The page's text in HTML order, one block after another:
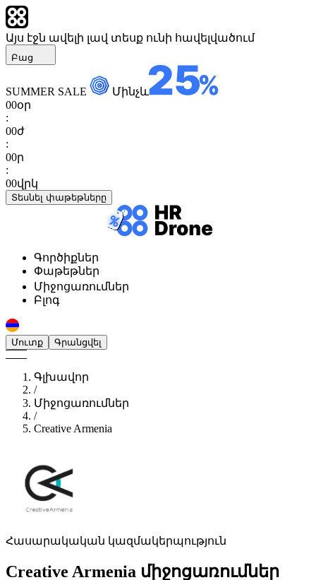
Այս էջն ավելի լավ տեսք ունի հավելվածում
Բաց
SUMMER SALE
Մինչև
00օր
:
00ժ
:
00ր
:
00վրկ
Տեսնել փաթեթները
Գործիքներ
Փաթեթներ
Միջոցառումներ
Բլոգ
Մուտք Գրանցվել
Գլխավոր
/
Միջոցառումներ
/
Creative Armenia
Հասարակական կազմակերպություն
Creative Armenia միջոցառումներ